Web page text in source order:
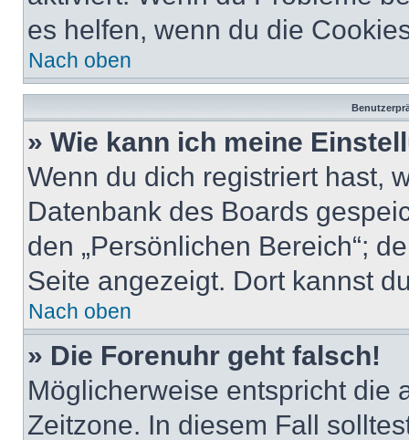
es helfen, wenn du die
Nach oben
» Wie kann ich meine
Wenn du dich registriert hast,
Datenbank des Boards
den „Persönlichen Bereich“;
Seite angezeigt. Dort kannst
Nach oben
» Die Forenuhr geht falsch!
Möglicherweise entspricht die
Zeitzone. In diesem Fall